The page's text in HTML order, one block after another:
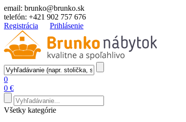
email: brunko@brunko.sk
telefón: +421 902 757 676
Registrácia
Prihlásenie
0
0 €
Všetky kategórie